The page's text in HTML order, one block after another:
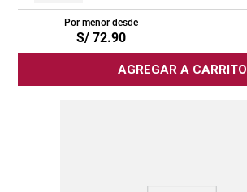
Por menor desde
S/ 72.90
AGREGAR A CARRITO